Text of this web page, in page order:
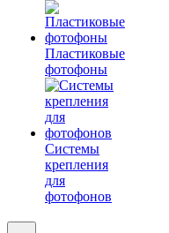
Пластиковые
фотофоны
Системы
крепления
для
фотофонов